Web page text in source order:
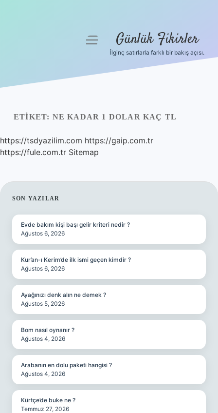
Yasal Uyarı
Hakkımızda
menüyü Günlük Fikirler
İlginç satırlarla farklı bir bakış açısı.
ETIKET: NE KADAR 1 DOLAR KAÇ TL
https://tsdyazilim.com https://gaip.com.tr
https://fule.com.tr Sitemap
SIDEBAR
SON YAZILAR
Evde bakım kişi başı gelir kriteri nedir ?
Ağustos 6, 2026
Kur’an-ı Kerim’de ilk ismi geçen kimdir ?
Ağustos 6, 2026
Ayağınızı denk alın ne demek ?
Ağustos 5, 2026
Bom nasıl oynanır ?
Ağustos 4, 2026
Arabanın en dolu paketi hangisi ?
Ağustos 4, 2026
Kürtçe’de buke ne ?
Temmuz 27, 2026